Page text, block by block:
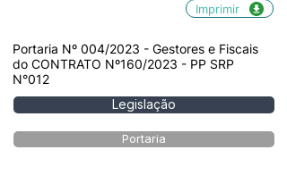
Imprimir
Portaria Nº 004/2023 - Gestores e Fiscais
do CONTRATO Nº160/2023 - PP SRP
N°012
Legislação
Portaria